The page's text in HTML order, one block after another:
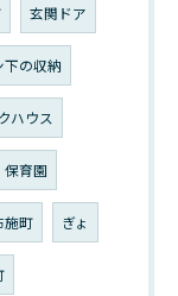
玄関ドア
下の収納
ハウス
保育園
施町 ぎょ